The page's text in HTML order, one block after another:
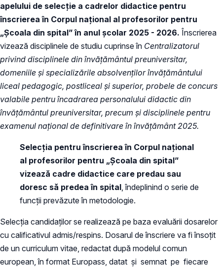
apelului de selecție a cadrelor didactice pentru
înscrierea în Corpul național al profesorilor pentru
„Școala din spital” în anul școlar 2025 - 2026. Înscrierea
vizează disciplinele de studiu cuprinse în Centralizatorul
privind disciplinele din învățământul preuniversitar,
domeniile şi specializările absolvenților învățământului
liceal pedagogic, postliceal și superior, probele de concurs
valabile pentru încadrarea personalului didactic din
învăţământul preuniversitar, precum și disciplinele pentru
examenul național de definitivare în învățământ 2025.
Selecția pentru înscrierea în Corpul naţional
al profesorilor pentru „Şcoala din spital”
vizează cadre didactice care predau sau
doresc să predea în spital , îndeplinind o serie de
funcții prevăzute în metodologie.
Selecţia candidaţilor se realizează pe baza evaluării dosarelor
cu calificativul admis/respins. Dosarul de înscriere va fi însoțit
de un curriculum vitae, redactat după modelul comun
european, în format Europass, datat și semnat pe fiecare